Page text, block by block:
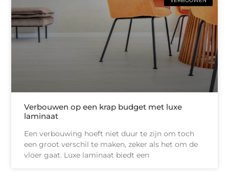
Verbouwen op een krap budget met luxe
laminaat
Een verbouwing hoeft niet duur te zijn om toch
een groot verschil te maken, zeker als het om de
vloer gaat. Luxe laminaat biedt een